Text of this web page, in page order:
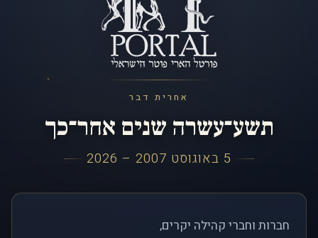
אחרית דבר
תשע־עשרה שנים אחר־כך
5 באוגוסט 2007 – 2026
חברות וחברי קהילה יקרים,